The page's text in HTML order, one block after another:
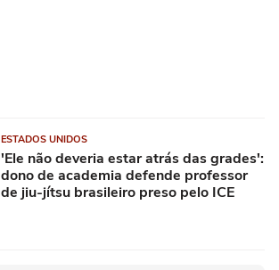
ESTADOS UNIDOS
'Ele não deveria estar atrás das grades':
dono de academia defende professor
de jiu-jítsu brasileiro preso pelo ICE